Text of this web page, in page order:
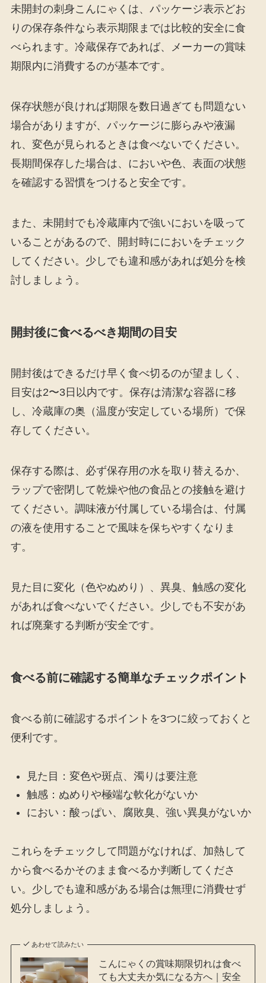
未開封の刺身こんにゃくは、パッケージ表示どお
りの保存条件なら表示期限までは比較的安全に食
べられます。冷蔵保存であれば、メーカーの賞味
期限内に消費するのが基本です。
保存状態が良ければ期限を数日過ぎても問題ない
場合がありますが、パッケージに膨らみや液漏
れ、変色が見られるときは食べないでください。
長期間保存した場合は、においや色、表面の状態
を確認する習慣をつけると安全です。
また、未開封でも冷蔵庫内で強いにおいを吸って
いることがあるので、開封時ににおいをチェック
してください。少しでも違和感があれば処分を検
討しましょう。
開封後に食べるべき期間の目安
開封後はできるだけ早く食べ切るのが望ましく、
目安は2〜3日以内です。保存は清潔な容器に移
し、冷蔵庫の奥（温度が安定している場所）で保
存してください。
保存する際は、必ず保存用の水を取り替えるか、
ラップで密閉して乾燥や他の食品との接触を避け
てください。調味液が付属している場合は、付属
の液を使用することで風味を保ちやすくなりま
す。
見た目に変化（色やぬめり）、異臭、触感の変化
があれば食べないでください。少しでも不安があ
れば廃棄する判断が安全です。
食べる前に確認する簡単なチェックポイント
食べる前に確認するポイントを3つに絞っておくと
便利です。
見た目：変色や斑点、濁りは要注意
触感：ぬめりや極端な軟化がないか
におい：酸っぱい、腐敗臭、強い異臭がないか
これらをチェックして問題がなければ、加熱して
から食べるかそのまま食べるか判断してくださ
い。少しでも違和感がある場合は無理に消費せず
処分しましょう。
あわせて読みたい
こんにゃくの賞味期限切れは食べ
ても大丈夫か気になる方へ｜安全